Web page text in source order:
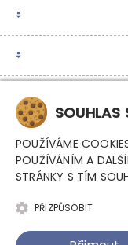
SOUHLAS
POUŽÍVÁME
POUŽÍVÁNÍM A
STRÁNKY S TÍM
PŘIZPŮSOBIT